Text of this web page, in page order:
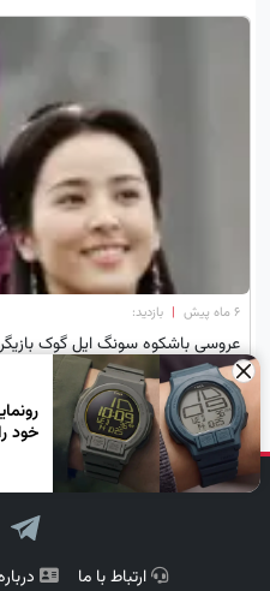
۶ ماه پیش | بازدید:
عروسی باشکوه سونگ ایل گوک
تلویزیونی؛ حقیقتی که نمی‌دانستید!×
خود
ارتباط با ما